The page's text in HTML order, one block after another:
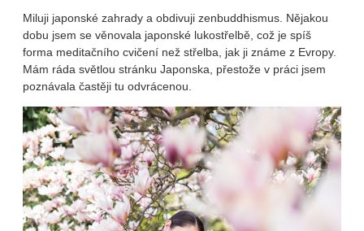
Miluji japonské zahrady a obdivuji zenbuddhismus. Nějakou
dobu jsem se věnovala japonské lukostřelbě, což je spíš
forma meditačního cvičení než střelba, jak ji známe z Evropy.
Mám ráda světlou stránku Japonska, přestože v práci jsem
poznávala častěji tu odvrácenou.